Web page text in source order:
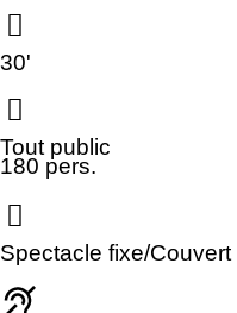
30'
Tout public
180 pers.
Spectacle fixe/